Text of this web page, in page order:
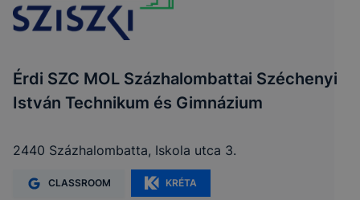
Érdi SZC MOL Százhalombattai Széchenyi
István Technikum és Gimnázium
2440 Százhalombatta, Iskola utca 3.
CLASSROOM KRÉTA